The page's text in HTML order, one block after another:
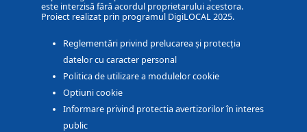
este interzisă fără acordul proprietarului acestora.
Proiect realizat prin programul DigiLOCAL 2025.
Reglementări privind prelucarea și protecția
datelor cu caracter personal
Politica de utilizare a modulelor cookie
Optiuni cookie
Informare privind protectia avertizorilor în interes
public